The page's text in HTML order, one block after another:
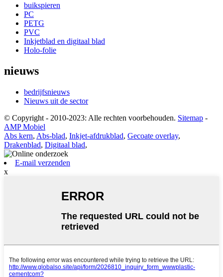
buikspieren
PC
PETG
PVC
Inkjetblad en digitaal blad
Holo-folie
nieuws
bedrijfsnieuws
Nieuws uit de sector
© Copyright - 2010-2023: Alle rechten voorbehouden. Sitemap -
AMP Mobiel
Abs kern, Abs-blad, Inkjet-afdrukblad, Gecoate overlay,
Drakenblad, Digitaal blad,
E-mail verzenden
x